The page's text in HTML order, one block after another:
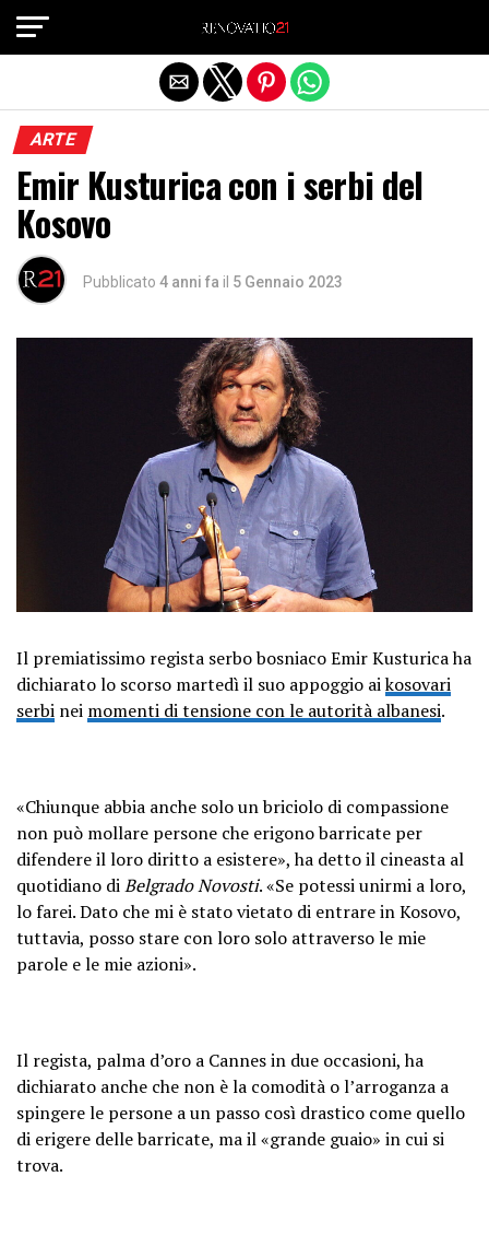
ARTE
Emir Kusturica con i serbi del
Kosovo
Pubblicato 4 anni fa il 5 Gennaio 2023
Il premiatissimo regista serbo bosniaco Emir Kusturica ha
dichiarato lo scorso martedì il suo appoggio aikosovari
serbi nei momenti di tensione con le autorità albanesi.
«Chiunque abbia anche solo un briciolo di compassione
non può mollare persone che erigono barricate per
difendere il loro diritto a esistere», ha detto il cineasta al
quotidiano diBelgrado Novosti. «Se potessi unirmi a loro,
lo farei. Dato che mi è stato vietato di entrare in Kosovo,
tuttavia, posso stare con loro solo attraverso le mie
parole e le mie azioni».
Il regista, palma d’oro a Cannes in due occasioni, ha
dichiarato anche che non è la comodità o l’arroganza a
spingere le persone a un passo così drastico come quello
di erigere delle barricate, ma il «grande guaio» in cui si
trova.
Exit mobile version